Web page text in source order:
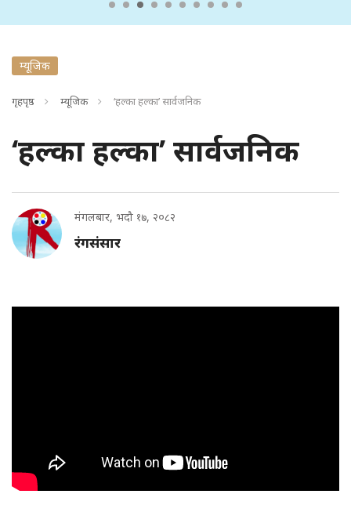
म्यूजिक
गृहपृष्ठ म्यूजिक ‘हल्का हल्का’ सार्वजनिक
‘हल्का हल्का’ सार्वजनिक
मंगलबार, भदौ १७, २०८२
रंगसंसार